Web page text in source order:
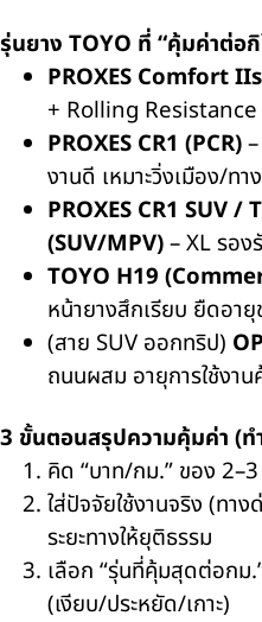
รุ่นยาง TOYO ที่ “คุ้มค่าต่อกิ
PROXES Comfort
+ Rolling Resistance
PROXES CR1 (PCR)–
งานดี เหมาะวิ่งเมือง/ทา
PROXES CR1 SUV /
(SUV/MPV)– XL รอง
TOYO H19
หน้ายางสึกเรียบ ยืดอายุ
(สาย SUV ออกทริป)
ถนนผสม อายุการใช้งา
3 ขั้นตอนสรุปความคุ้มค่า (ท
คิด “บาท/กม.” ของ 2–3
ใส่ปัจจัยใช้งานจริง (ทา
ระยะทางให้ยุติธรรม
เลือก “รุ่นที่คุ้มสุดต่อกม
(เงียบ/ประหยัด/เกาะ)